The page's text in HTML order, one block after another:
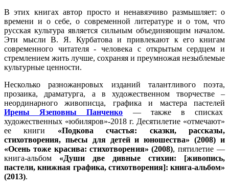
В этих книгах автор просто и ненавязчиво размышляет: о
времени и о себе, о современной литературе и о том, что
русская культура является сильным объединяющим началом.
Эти мысли В. Я. Курбатова и привлекают к его книгам
современного читателя - человека с открытым сердцем и
стремлением жить лучше, сохраняя и преумножая незыблемые
культурные ценности.
Несколько разножанровых изданий талантливого поэта,
прозаика, драматурга, а в художественном творчестве –
неординарного живописца, графика и мастера пастелей
Ирены Язеповны Панченко — также в списках
художественных «юбиляров»-2018 г. Десятилетие «отмечают»
ее книги «Подкова счастья: сказки, рассказы,
стихотворения, пьесы для детей и юношества» (2008) и
«Осень тоже красива: стихотворения» (2008), пятилетие —
книга-альбом «Души две дивные стихии: [живопись,
пастели, книжная графика, стихотворения]: книга-альбом»
(2013).